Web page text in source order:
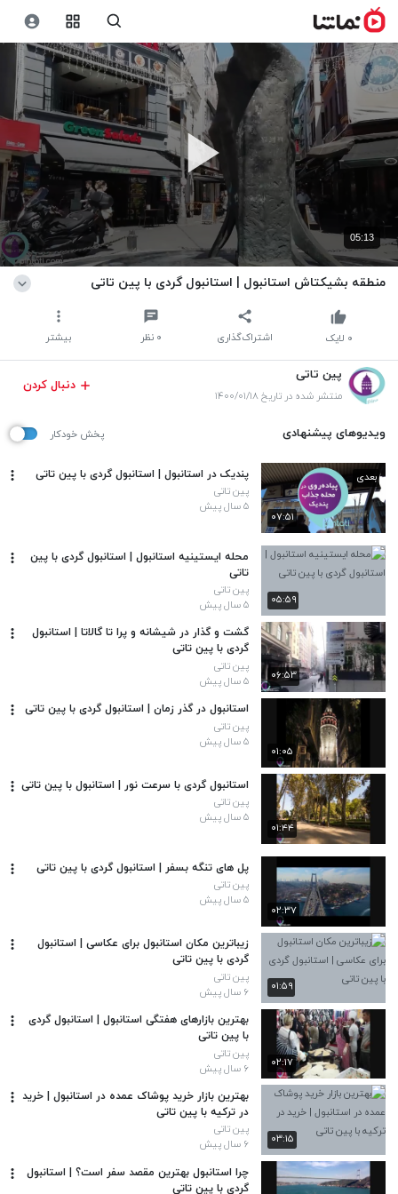
05:13
منطقه بشیکتاش استانبول | استانبول گردی با پین تاتی
اشتراک‌گذاری ۰ نظر بیشتر ۰ لایک
پین تاتی
منتشر شده در تاریخ ۱۴۰۰/۰۱/۱۸
دنبال کردن
ویدیوهای پیشنهادی پخش خودکار
۰۷:۵۱
بعدی پندیک در استانبول | استانبول گردی با پین تاتی
پین تاتی
۵ سال پیش
۰۵:۵۹
محله ایستینیه استانبول | استانبول گردی با پین
تاتی
پین تاتی
۵ سال پیش
۰۶:۵۳
گشت و گذار در شیشانه و پرا تا گالاتا | استانبول
گردی با پین تاتی
پین تاتی
۵ سال پیش
۰۱:۰۵
استانبول در گذر زمان | استانبول گردی با پین تاتی
پین تاتی
۵ سال پیش
۰۱:۴۴
استانبول گردی با سرعت نور | استانبول با پین تاتی
پین تاتی
۵ سال پیش
۰۲:۳۷
پل های تنگه بسفر | استانبول گردی با پین تاتی
پین تاتی
۵ سال پیش
۰۱:۵۹
زیباترین مکان استانبول برای عکاسی | استانبول
گردی با پین تاتی
پین تاتی
۶ سال پیش
۰۲:۱۷
بهترین بازارهای هفتگی استانبول | استانبول گردی
با پین تاتی
پین تاتی
۶ سال پیش
۰۳:۱۵
بهترین بازار خرید پوشاک عمده در استانبول | خرید
در ترکیه با پین تاتی
پین تاتی
۶ سال پیش
چرا استانبول بهترین مقصد سفر است؟‌ | استانبول
گردی با پین تاتی